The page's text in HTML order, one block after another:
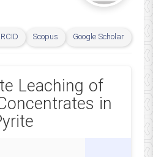
Google Scholar
Scopus
Leaching of
in